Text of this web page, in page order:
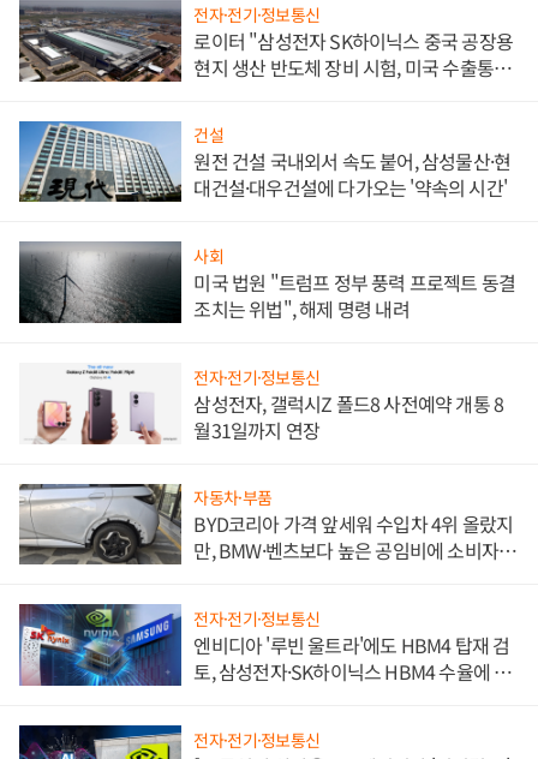
전자·전기·정보통신
로이터 "삼성전자 SK하이닉스 중국 공장용
현지 생산 반도체 장비 시험, 미국 수출통제
건설
원전 건설 국내외서 속도 붙어, 삼성물산·현
대건설·대우건설에 다가오는 '약속의 시간'
사회
미국 법원 "트럼프 정부 풍력 프로젝트 동결
조치는 위법", 해제 명령 내려
전자·전기·정보통신
삼성전자, 갤럭시Z 폴드8 사전예약 개통 8
월31일까지 연장
자동차·부품
BYD코리아 가격 앞세워 수입차 4위 올랐지
만, BMW·벤츠보다 높은 공임비에 소비자
전자·전기·정보통신
엔비디아 '루빈 울트라'에도 HBM4 탑재 검
토, 삼성전자·SK하이닉스 HBM4 수율에 주
전자·전기·정보통신